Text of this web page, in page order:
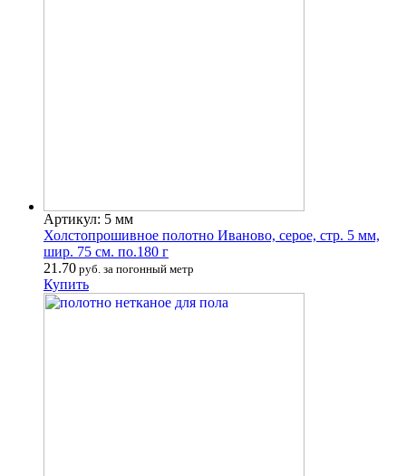
Артикул: 5 мм
Холстопрошивное полотно Иваново, серое, стр. 5 мм,
шир. 75 см. по.180 г
21.70 руб. за погонный метр
Купить